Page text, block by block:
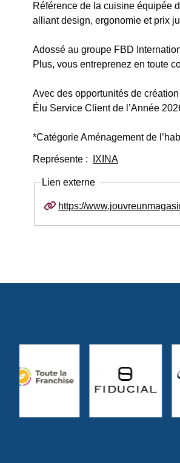
Référence de la cuisine équipée
alliant design, ergonomie et prix
Adossé au groupe FBD
Plus, vous entreprenez en toute
Avec des opportunités de
Élu Service Client de l’Année
*Catégorie Aménagement de
Représente : IXINA
Lien externe
https://